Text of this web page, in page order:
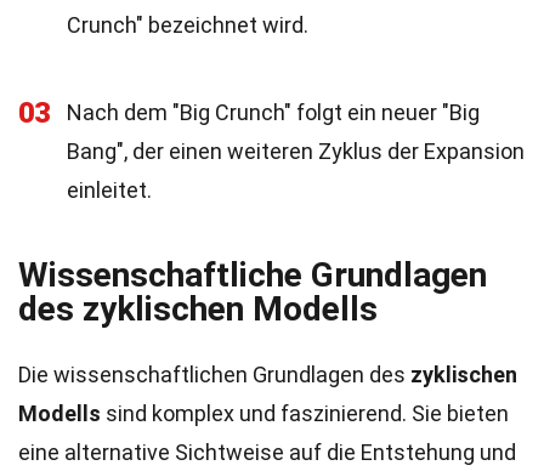
Crunch" bezeichnet wird.
03
Nach dem "Big Crunch" folgt ein neuer "Big
Bang", der einen weiteren Zyklus der Expansion
einleitet.
Wissenschaftliche Grundlagen
des zyklischen Modells
Die wissenschaftlichen Grundlagen des zyklischen
Modells sind komplex und faszinierend. Sie bieten
eine alternative Sichtweise auf die Entstehung und